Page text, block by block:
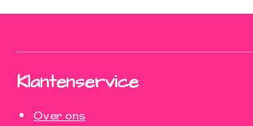
Klantenservice
Over ons